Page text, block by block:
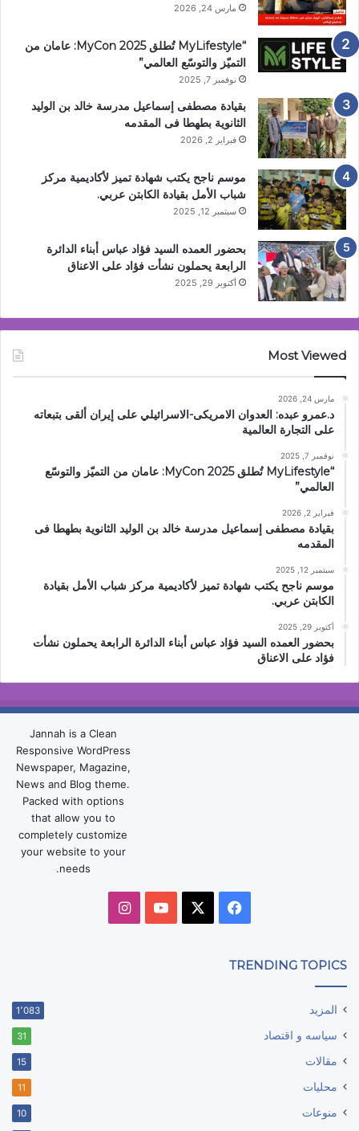
مارس 24, 2026
“MyLifestyle تُطلق MyCon 2025: عامان من
التميّز والتوسّع العالمي”
نوفمبر 7, 2025
بقيادة مصطفى إسماعيل مدرسة خالد بن الوليد
الثانوية بطهطا فى المقدمه
فبراير 2, 2026
موسم ناجح يكتب شهادة تميز لأكاديمية مركز
شباب الأمل بقيادة الكابتن عربي.
سبتمبر 12, 2025
بحضور العمده السيد فؤاد عباس أبناء الدائرة
الرابعة يحملون نشأت فؤاد على الاعناق
أكتوبر 29, 2025
Most Viewed
مارس 24, 2026
د.عمرو عبده: العدوان الامريكى-الاسرائيلي على إيران ألقى بتبعاته
على التجارة العالمية
نوفمبر 7, 2025
“MyLifestyle تُطلق MyCon 2025: عامان من التميّز والتوسّع
العالمي”
فبراير 2, 2026
بقيادة مصطفى إسماعيل مدرسة خالد بن الوليد الثانوية بطهطا فى
المقدمه
سبتمبر 12, 2025
موسم ناجح يكتب شهادة تميز لأكاديمية مركز شباب الأمل بقيادة
الكابتن عربي.
أكتوبر 29, 2025
بحضور العمده السيد فؤاد عباس أبناء الدائرة الرابعة يحملون نشأت
فؤاد على الاعناق
Jannah is a Clean
Responsive WordPress
Newspaper, Magazine,
News and Blog theme.
Packed with options
that allow you to
completely customize
your website to your
needs.
فيسبوك ‫YouTubeانستقرام
TRENDING TOPICS
المزيد 1٬083
سياسه و اقتصاد 31
مقالات 15
محليات 11
منوعات 10